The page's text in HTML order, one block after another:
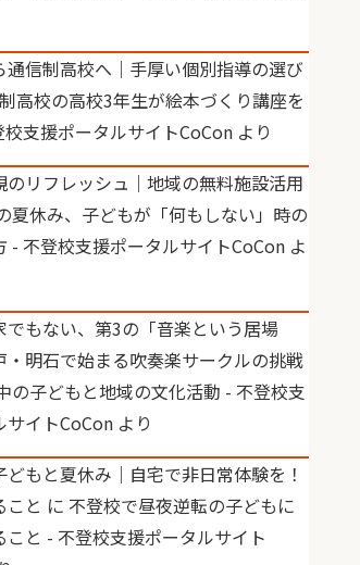
通信制高校へ｜手厚い個別指導の選び
高校の高校3年生が絵本づくり講座を
支援ポータルサイトCoCon より
のリフレッシュ｜地域の無料施設活用
夏休み、子どもが「何もしない」時の
- 不登校支援ポータルサイトCoCon よ
でもない、第3の「音楽という居場
・明石で始まる吹奏楽サークルの挑戦
の子どもと地域の文化活動 - 不登校支
サイトCoCon より
どもと夏休み｜自宅で非日常体験を！
こと に 不登校で昼夜逆転の子どもに
こと - 不登校支援ポータルサイト